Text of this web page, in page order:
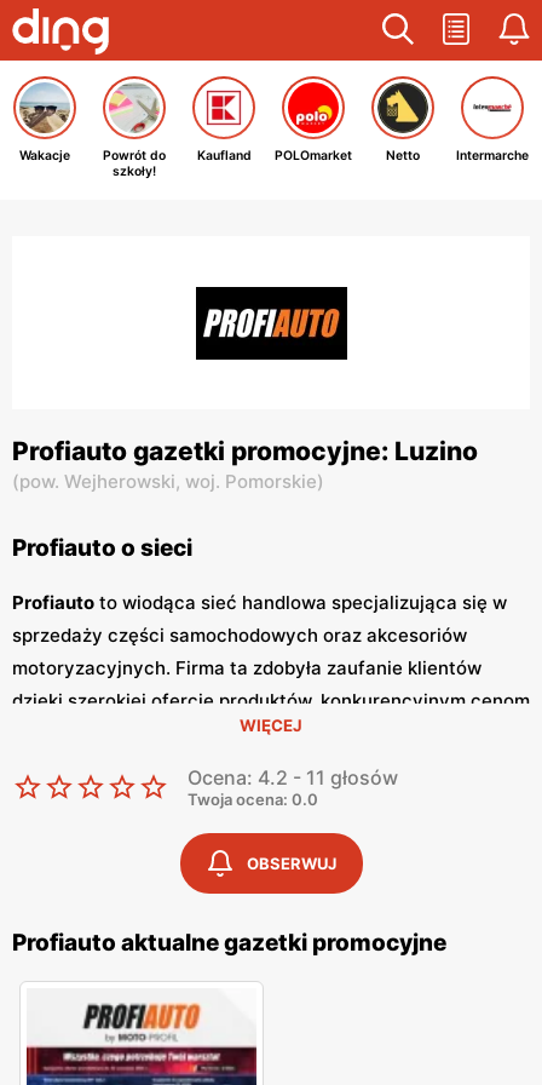
Wakacje
Powrót do
szkoły!
Kaufland POLOmarket Netto Intermarche
Profiauto gazetki promocyjne: Luzino
(pow. Wejherowski, woj. Pomorskie)
Profiauto o sieci
Profiauto to wiodąca sieć handlowa specjalizująca się w
sprzedaży części samochodowych oraz akcesoriów
motoryzacyjnych. Firma ta zdobyła zaufanie klientów
dzięki szerokiej ofercie produktów, konkurencyjnym cenom
oraz profesjonalnej obsłudze. W Polsce
znane z wysokiej jakości oferowanych towarów, które
pochodzą od renomowanych producentów z całego
świata. Jednym z głównych elementów strategii
Profiautosą regularnie wydawane
Gazetkite ukazują się co miesiąc, informując
klientów o najnowszych
promocjach
, rabatach oraz
nowościach w ofercie. Dzięki temu, klienci mogą na
korzystając z atrakcyjnych zniżek na części
samochodowe oraz akcesoria motoryzacyjne. Oferta
WIĘCEJ
Ocena: 4.2 - 11 głosów
Twoja ocena: 0.0
OBSERWUJ
Profiauto aktualne gazetki promocyjne